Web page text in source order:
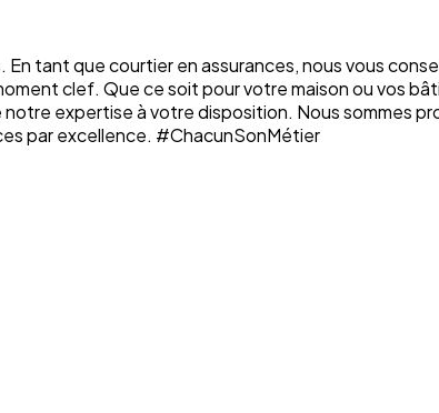
tant que courtier en assurances, nous vous
clef. Que ce soit pour votre maison ou vos
expertise à votre disposition. Nous sommes
par excellence. #ChacunSonMétier